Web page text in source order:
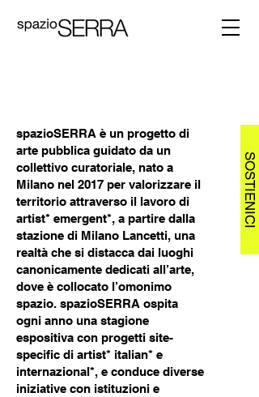
spazioSERRA è un progetto di
arte pubblica guidato da un
collettivo curatoriale, nato a
Milano nel 2017 per valorizzare il
territorio attraverso il lavoro di
artist* emergent*, a partire dalla
stazione di Milano Lancetti, una
realtà che si distacca dai luoghi
canonicamente dedicati all’arte,
dove è collocato l’omonimo
spazio. spazioSERRA ospita
ogni anno una stagione
espositiva con progetti site-
specific di artist* italian* e
internazional*, e conduce diverse
iniziative con istituzioni e
SOSTIENICI